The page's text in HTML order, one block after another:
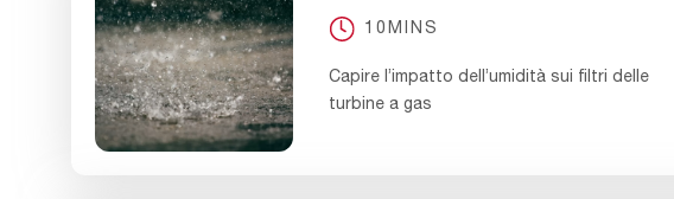
10MINS
Capire l’impatto dell’umidità sui filtri delle
turbine a gas